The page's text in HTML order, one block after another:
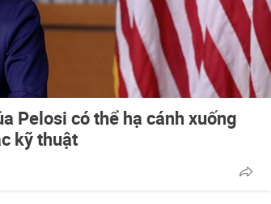
Pelosi có thể hạ cánh xuống
kỹ thuật